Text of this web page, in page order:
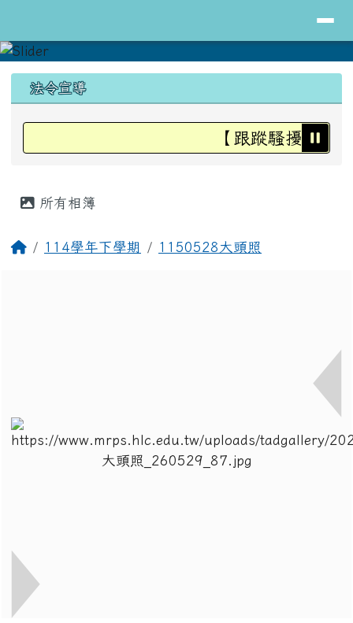
上中區域內容
法令宣導
【跟蹤騷擾防治
所有相簿
回首頁114學年下學期 1150528大頭照
頁尾區域